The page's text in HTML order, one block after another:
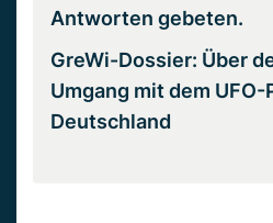
Antworten gebeten.
GreWi-Dossier: Über
Umgang mit dem UFO-
Deutschland